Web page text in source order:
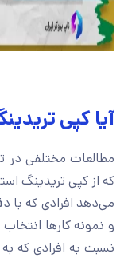
آیا کپی
مطالعات مختلفی در
که از کپی تریدینگ
می‌دهد افرادی که با
و نمونه کارها انتخاب
نسبت به افرادی که